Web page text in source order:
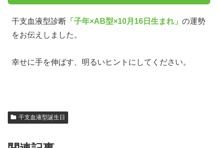
干支血液型診断 「子年×AB型×10月16日生まれ」 の運勢
をお伝えしました。
幸せに手を伸ばす、明るいヒントにしてください。
干支血液型誕生日